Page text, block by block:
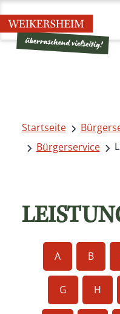
Startseite
Bürgerservice
A B
G H